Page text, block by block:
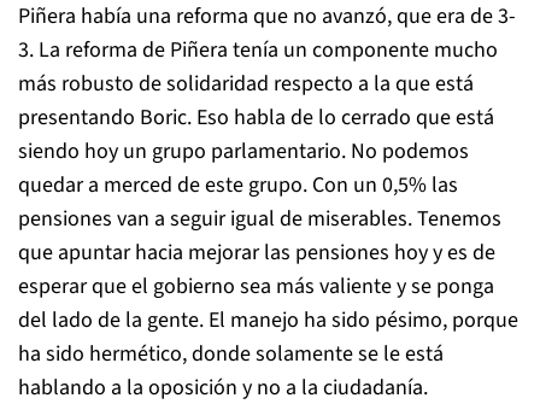
Piñera había una reforma que no avanzó, que era de 3-
3. La reforma de Piñera tenía un componente mucho
más robusto de solidaridad respecto a la que está
presentando Boric. Eso habla de lo cerrado que está
siendo hoy un grupo parlamentario. No podemos
quedar a merced de este grupo. Con un 0,5% las
pensiones van a seguir igual de miserables. Tenemos
que apuntar hacia mejorar las pensiones hoy y es de
esperar que el gobierno sea más valiente y se ponga
del lado de la gente. El manejo ha sido pésimo, porque
ha sido hermético, donde solamente se le está
hablando a la oposición y no a la ciudadanía.